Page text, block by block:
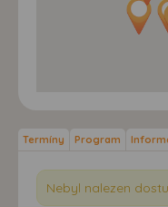
Termíny Program
Nebyl nalezen